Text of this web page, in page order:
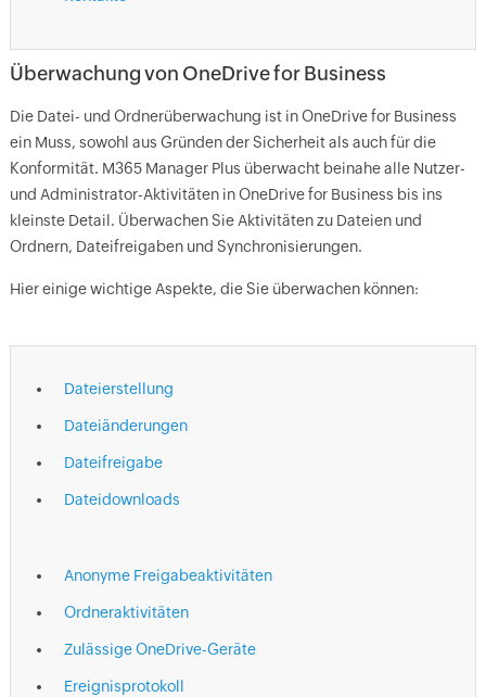
Überwachung von OneDrive for Business
Die Datei- und Ordnerüberwachung ist in OneDrive for Business
ein Muss, sowohl aus Gründen der Sicherheit als auch für die
Konformität. M365 Manager Plus überwacht beinahe alle Nutzer-
und Administrator-Aktivitäten in OneDrive for Business bis ins
kleinste Detail. Überwachen Sie Aktivitäten zu Dateien und
Ordnern, Dateifreigaben und Synchronisierungen.
Hier einige wichtige Aspekte, die Sie überwachen können:
Dateierstellung
Dateiänderungen
Dateifreigabe
Dateidownloads
Anonyme Freigabeaktivitäten
Ordneraktivitäten
Zulässige OneDrive-Geräte
Ereignisprotokoll